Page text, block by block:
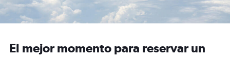
El mejor momento para reservar un